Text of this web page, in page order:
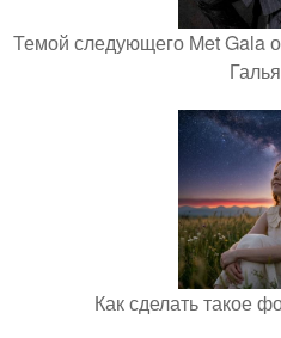
Темой следующего Met Gala
Как сделать такое